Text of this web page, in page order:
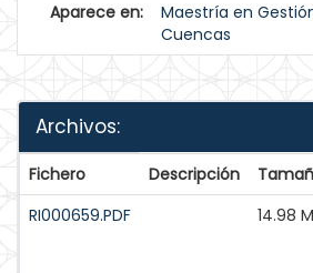
Aparece en:
Maestría en
Cuencas
Archivos:
Fichero Descripción
RI000659.PDF
14.98